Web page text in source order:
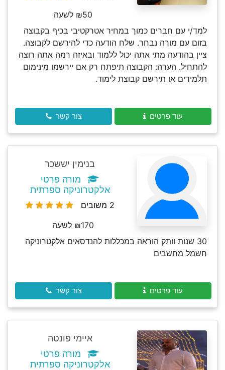
₪50 לשעה
למד/י עם חברים כמוך במחיר אטרקטיבי בכיף בקבוצה
בזום עם מורה נבחר. שלח הודעה כדי להירשם לקבוצה.
ציין בהודעה מתי אתה יכול ללמוד ובאיזה רמה אתה רוצה
להתחיל. הערה: הקבוצה תיפתח רק אם יירשמו מינימום
תלמידים או תירשם קבוצת לימוד.
עוד פרטים צור קשר
בנימין יששכר
מורה פרטי
אלקטרוניקה ספרתית
2 משובים
₪170 לשעה
30 שנות וותק הוראה במכללות להנדסאים אלקטרוניקה
חשמל מחשבים
עוד פרטים צור קשר
איימי פונטה
מורה פרטי
אלקטרוניקה ספרתית